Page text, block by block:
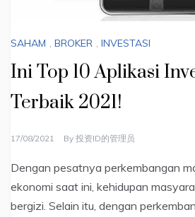
SAHAM , BROKER , INVESTASI
Ini Top 10 Aplikasi
Terbaik 2021!
17/08/2021 By 投资ID的管理员
Dengan pesatnya perkembangan
ekonomi saat ini, kehidupan
bergizi. Selain itu, dengan